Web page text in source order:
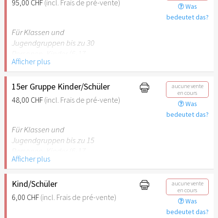
empfehlenswert.
95,00 CHF (incl. Frais de pré-vente)
Was
bedeutet das?
Für Klassen und
Jugendgruppen bis zu 30
Jahre) oder Schüler mit
Schülerausweis inklusive
erwachsene Begleitperson.
Hinweis: Für Kinder unter 6
Stuttgart nicht
empfehlenswert.
Afficher plus
15er Gruppe Kinder/Schüler
48,00 CHF (incl. Frais de pré-vente)
aucune vente
en cours
Was
bedeutet das?
Für Klassen und
Jugendgruppen bis zu 15
Jahre) oder Schüler mit
Schülerausweis inklusive
erwachsene Begleitperson.
Hinweis: Für Kinder unter 6
Afficher plus
Kind/Schüler
6,00 CHF (incl. Frais de pré-vente)
aucune vente
en cours
Was
bedeutet das?